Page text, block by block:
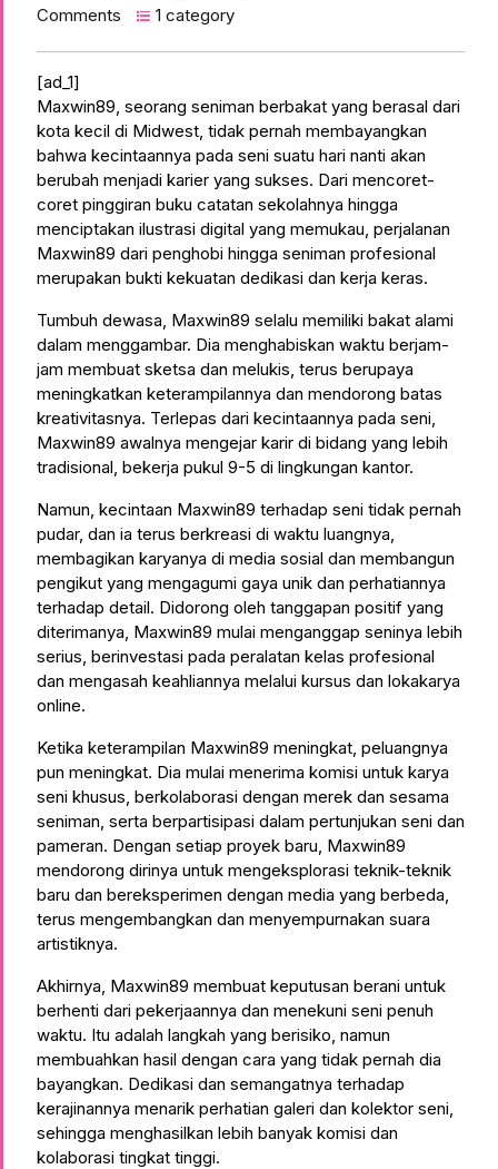
Comments
1 category
[ad_1]
Maxwin89, seorang seniman berbakat yang berasal dari
kota kecil di Midwest, tidak pernah membayangkan
bahwa kecintaannya pada seni suatu hari nanti akan
berubah menjadi karier yang sukses. Dari mencoret-
coret pinggiran buku catatan sekolahnya hingga
menciptakan ilustrasi digital yang memukau, perjalanan
Maxwin89 dari penghobi hingga seniman profesional
merupakan bukti kekuatan dedikasi dan kerja keras.
Tumbuh dewasa, Maxwin89 selalu memiliki bakat alami
dalam menggambar. Dia menghabiskan waktu berjam-
jam membuat sketsa dan melukis, terus berupaya
meningkatkan keterampilannya dan mendorong batas
kreativitasnya. Terlepas dari kecintaannya pada seni,
Maxwin89 awalnya mengejar karir di bidang yang lebih
tradisional, bekerja pukul 9-5 di lingkungan kantor.
Namun, kecintaan Maxwin89 terhadap seni tidak pernah
pudar, dan ia terus berkreasi di waktu luangnya,
membagikan karyanya di media sosial dan membangun
pengikut yang mengagumi gaya unik dan perhatiannya
terhadap detail. Didorong oleh tanggapan positif yang
diterimanya, Maxwin89 mulai menganggap seninya lebih
serius, berinvestasi pada peralatan kelas profesional
dan mengasah keahliannya melalui kursus dan lokakarya
online.
Ketika keterampilan Maxwin89 meningkat, peluangnya
pun meningkat. Dia mulai menerima komisi untuk karya
seni khusus, berkolaborasi dengan merek dan sesama
seniman, serta berpartisipasi dalam pertunjukan seni dan
pameran. Dengan setiap proyek baru, Maxwin89
mendorong dirinya untuk mengeksplorasi teknik-teknik
baru dan bereksperimen dengan media yang berbeda,
terus mengembangkan dan menyempurnakan suara
artistiknya.
Akhirnya, Maxwin89 membuat keputusan berani untuk
berhenti dari pekerjaannya dan menekuni seni penuh
waktu. Itu adalah langkah yang berisiko, namun
membuahkan hasil dengan cara yang tidak pernah dia
bayangkan. Dedikasi dan semangatnya terhadap
kerajinannya menarik perhatian galeri dan kolektor seni,
sehingga menghasilkan lebih banyak komisi dan
kolaborasi tingkat tinggi.